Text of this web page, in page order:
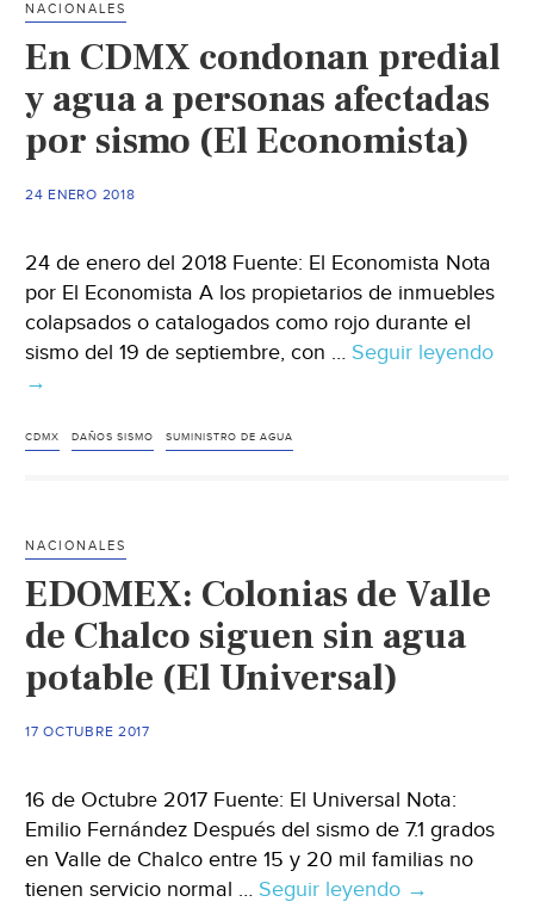
pierde
40%
agua
(Excélsior)
NACIONALES
En CDMX condonan predial
y agua a personas afectadas
por sismo (El Economista)
24 ENERO 2018
24 de enero del 2018 Fuente: El Economista Nota
por El Economista A los propietarios de inmuebles
colapsados o catalogados como rojo durante el
sismo del 19 de septiembre, con … Seguir leyendo
→
CDMX DAÑOS SISMO SUMINISTRO DE AGUA
NACIONALES
EDOMEX: Colonias de Valle
de Chalco siguen sin agua
potable (El Universal)
17 OCTUBRE 2017
16 de Octubre 2017 Fuente: El Universal Nota:
Emilio Fernández Después del sismo de 7.1 grados
en Valle de Chalco entre 15 y 20 mil familias no
tienen servicio normal … Seguir leyendo EDOMEX:
→